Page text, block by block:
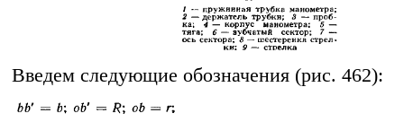
Введем следующие обозначения (рис. 462):